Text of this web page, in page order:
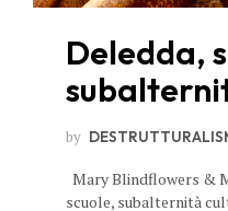
Deledda,
by
Mary Blindflowers &
scuole, subalternità